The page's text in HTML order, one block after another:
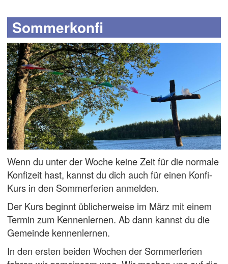
Sommerkonfi
Wenn du unter der Woche keine Zeit für die normale
Konfizeit hast, kannst du dich auch für einen Konfi-
Kurs in den Sommerferien anmelden.
Der Kurs beginnt üblicherweise im März mit einem
Termin zum Kennenlernen. Ab dann kannst du die
Gemeinde kennenlernen.
In den ersten beiden Wochen der Sommerferien